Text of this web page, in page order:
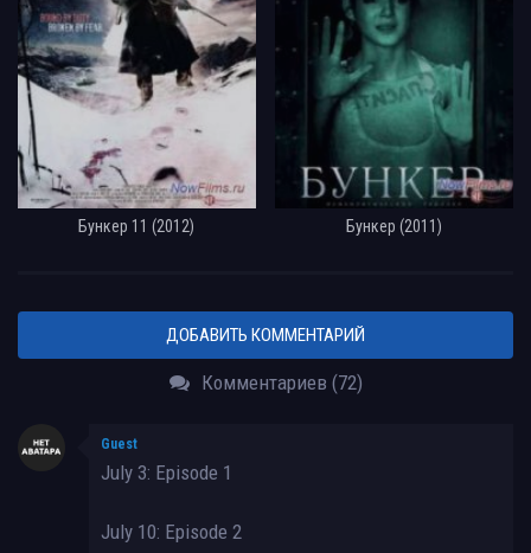
Бункер 11 (2012) Бункер (2011)
ДОБАВИТЬ КОММЕНТАРИЙ
Комментариев (72)
Guest
July 3: Episode 1
July 10: Episode 2